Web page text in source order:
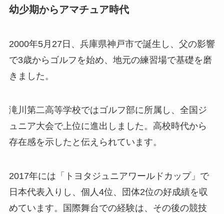
幼少期からアマチュア時代
2000年5月27日、兵庫県神戸市で誕生し、父の影響
で3歳からゴルフを始め、地元の練習場で基礎を磨
きました。
滝川第二高等学校ではゴルフ部に所属し、全国ジ
ュニア大会で上位に進出しました。高校時代から
存在感を示したと伝えられています。
2017年には「トヨタジュニアワールドカップ」で
日本代表入りし、個人4位、団体2位の好成績を収
めています。国際舞台での経験は、その後の競技